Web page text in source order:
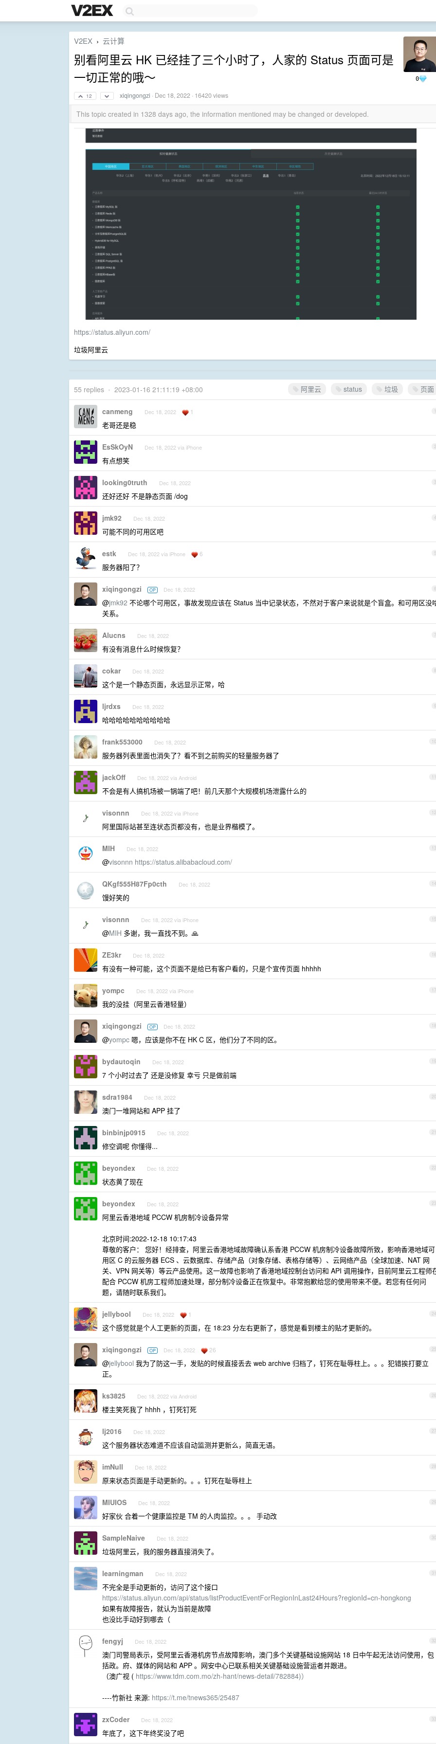
0
V2EX › 云计算
别看阿里云 HK 已经挂了三个小时了，人家的 Status 页面可是
一切正常的哦～
12 xiqingongzi · Dec 18, 2022 · 16420 views
This topic created in 1328 days ago, the information mentioned may be changed or developed.
https://status.aliyun.com/
垃圾阿里云
阿里云 status 垃圾 页面
55 replies • 2023-01-16 21:11:19 +08:00
1
canmeng Dec 18, 2022 1
老哥还是稳
2
EsSkOyN Dec 18, 2022 via iPhone
有点想笑
3
looking0truth Dec 18, 2022
还好还好 不是静态页面 /dog
4
jmk92 Dec 18, 2022
可能不同的可用区吧
5
estk Dec 18, 2022 via iPhone 6
服务器阳了？
6
xiqingongzi OP Dec 18, 2022
@jmk92 不论哪个可用区，事故发现应该在 Status 当中记录状态，不然对于客户来说就是个盲盒。和可用区没
关系。
7
Alucns Dec 18, 2022
有没有消息什么时候恢复？
8
cokar Dec 18, 2022
这个是一个静态页面，永远显示正常，哈
9
ljrdxs Dec 18, 2022
哈哈哈哈哈哈哈哈哈哈
10
frank553000 Dec 18, 2022
服务器列表里面也消失了？看不到之前购买的轻量服务器了
11
jackOff Dec 18, 2022 via Android
不会是有人搞机场被一锅端了吧！前几天那个大规模机场泄露什么的
12
visonnn Dec 18, 2022 via iPhone
阿里国际站甚至连状态页都没有，也是业界楷模了。
13
MIH Dec 18, 2022
@visonnn https://status.alibabacloud.com/
14
QKgf555H87Fp0cth Dec 18, 2022
馒好笑的
15
visonnn Dec 18, 2022 via iPhone
@MIH 多谢，我一直找不到。🙏
16
ZE3kr Dec 18, 2022
有没有一种可能，这个页面不是给已有客户看的，只是个宣传页面 hhhhh
17
yompc Dec 18, 2022 via iPhone
我的没挂（阿里云香港轻量）
18
xiqingongzi OP Dec 18, 2022
@yompc 嗯，应该是你不在 HK C 区，他们分了不同的区。
19
bydautoqin Dec 18, 2022
7 个小时过去了 还是没修复 幸亏 只是做前端
20
sdra1984 Dec 18, 2022
澳门一堆网站和 APP 挂了
21
binbinjp0915 Dec 18, 2022
修空调呢 你懂得...
22
beyondex Dec 18, 2022
状态黄了现在
23
beyondex Dec 18, 2022
阿里云香港地域 PCCW 机房制冷设备异常
北京时间:2022-12-18 10:17:43
尊敬的客户： 您好！经排查，阿里云香港地域故障确认系香港 PCCW 机房制冷设备故障所致，影响香港地域可
用区 C 的云服务器 ECS 、云数据库、存储产品（对象存储、表格存储等）、云网络产品（全球加速、NAT 网
关、VPN 网关等）等云产品使用。这一故障也影响了香港地域控制台访问和 API 调用操作，目前阿里云工程师
配合 PCCW 机房工程师加速处理，部分制冷设备正在恢复中。非常抱歉给您的使用带来不便。若您有任何问
题，请随时联系我们。
24
jellybool Dec 18, 2022 1
这个感觉就是个人工更新的页面，在 18:23 分左右更新了，感觉是看到楼主的贴才更新的。
25
xiqingongzi OP Dec 18, 2022 26
@jellybool 我为了防这一手，发贴的时候直接丢去 web archive 归档了，钉死在耻辱柱上。。。犯错挨打要立
正。
26
ks3825 Dec 18, 2022 via Android
楼主笑死我了 hhhh ，钉死钉死
27
lj2016 Dec 18, 2022
这个服务器状态难道不应该自动监测并更新么，简直无语。
28
imNull Dec 18, 2022
原来状态页面是手动更新的。。。钉死在耻辱柱上
29
MIUIOS Dec 18, 2022
好家伙 合着一个健康监控是 TM 的人肉监控。。。 手动改
30
SampleNaive Dec 18, 2022
垃圾阿里云，我的服务器直接消失了。
31
learningman Dec 18, 2022
不完全是手动更新的，访问了这个接口
https://status.aliyun.com/api/status/listProductEventForRegionInLast24Hours?regionId=cn-hongkong
如果有故障报告，就认为当前是故障
也没比手动好到哪去（
32
fengyj Dec 18, 2022
澳门司警局表示，受阿里云香港机房节点故障影响，澳门多个关键基础设施网站 18 日中午起无法访问使用，包
括政。府、媒体的网站和 APP 。网安中心已联系相关关键基础设施营运者并跟进。
（澳广视 ( https://www.tdm.com.mo/zh-hant/news-detail/782884)）
----竹新社 来源: https://t.me/tnews365/25487
33
zxCoder Dec 18, 2022
年底了，这下年终奖没了吧